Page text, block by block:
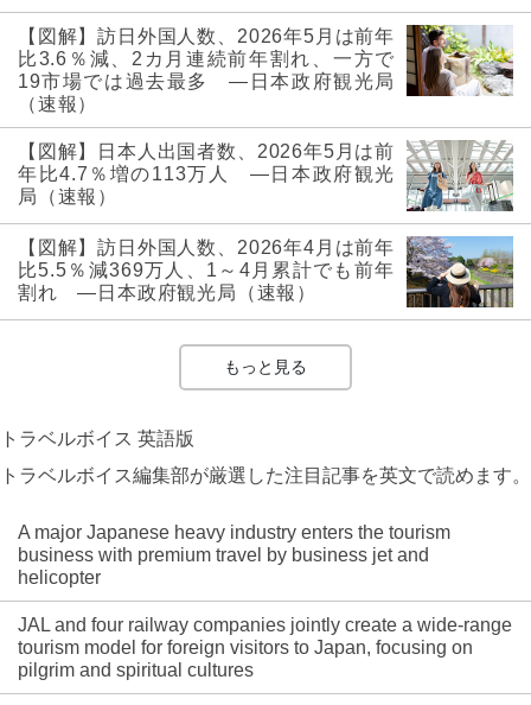
【図解】訪日外国人数、2026年5月は前年
比3.6％減、2カ月連続前年割れ、一方で
19市場では過去最多 ―日本政府観光局
（速報）
【図解】日本人出国者数、2026年5月は前
年比4.7％増の113万人 ―日本政府観光
局（速報）
【図解】訪日外国人数、2026年4月は前年
比5.5％減369万人、1～4月累計でも前年
割れ ―日本政府観光局（速報）
もっと見る
トラベルボイス 英語版
トラベルボイス編集部が厳選した注目記事を英文で読めます。
A major Japanese heavy industry enters the tourism
business with premium travel by business jet and
helicopter
JAL and four railway companies jointly create a wide-range
tourism model for foreign visitors to Japan, focusing on
pilgrim and spiritual cultures